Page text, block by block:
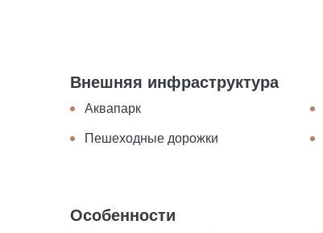
Внешняя инфраструктура
Аквапарк
Пешеходные дорожки
Особенности